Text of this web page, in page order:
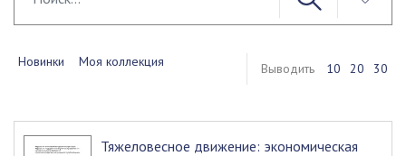
Новинки Моя коллекция Выводить 10 20 30
Тяжеловесное движение: экономическая